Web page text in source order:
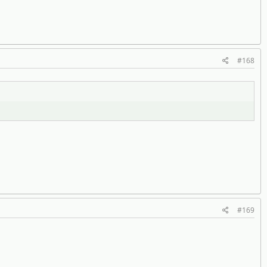
#168
#169